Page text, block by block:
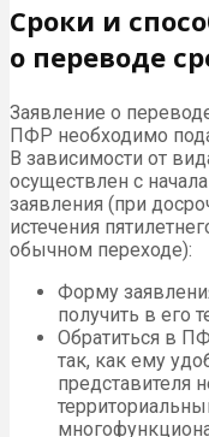
Сроки и
о переводе
Заявление о
ПФР необходимо
В зависимости от
осуществлен с
заявления (при
истечения
обычном переходе):
Форму
получить в его
Обратиться в
так, как ему
представителя